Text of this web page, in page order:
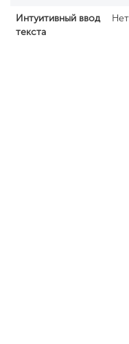
Интуитивный ввод
текста
Нет